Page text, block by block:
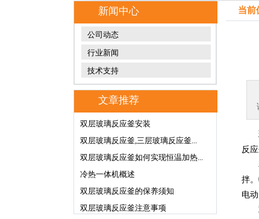
新闻中心
公司动态
行业新闻
技术支持
文章推荐
双层玻璃反应釜安装
双层玻璃反应釜,三层玻璃反应釜...
双层玻璃反应釜如何实现恒温加热...
冷热一体机概述
双层玻璃反应釜的保养须知
双层玻璃反应釜注意事项
当前
玻
反
单
拌
电
双